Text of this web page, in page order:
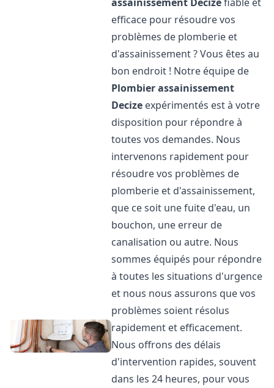
efficace pour résoudre vos
problèmes de plomberie et
d'assainissement ? Vous êtes au
bon endroit ! Notre équipe de
Plombier assainissement
Decize expérimentés est à votre
disposition pour répondre à
toutes vos demandes. Nous
intervenons rapidement pour
résoudre vos problèmes de
plomberie et d'assainissement,
que ce soit une fuite d'eau, un
bouchon, une erreur de
canalisation ou autre. Nous
sommes équipés pour répondre
à toutes les situations d'urgence
et nous nous assurons que vos
problèmes soient résolus
rapidement et efficacement.
Nous offrons des délais
d'intervention rapides, souvent
dans les 24 heures, pour vous